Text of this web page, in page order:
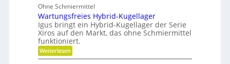
m
V
e
r
g
l
v
e
r
m
e
i
l
i
t
ä
t
t
e
n
z
i
a
l
e
Ohne Schmiermittel
Wartungsfreies Hybrid-Kugellager
Igus bringt ein Hybrid-Kugellager der Serie
Xiros auf den Markt, das ohne Schmiermittel
funktioniert.
Weiterlesen:
W